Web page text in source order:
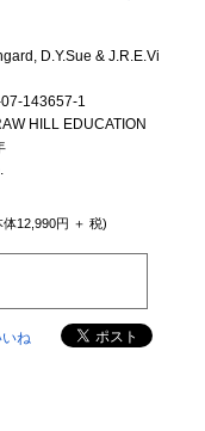
D.Y.Sue & J.R.E.Vi
07-143657-1
HILL EDUCATION
体12,990円 ＋ 税)
いね